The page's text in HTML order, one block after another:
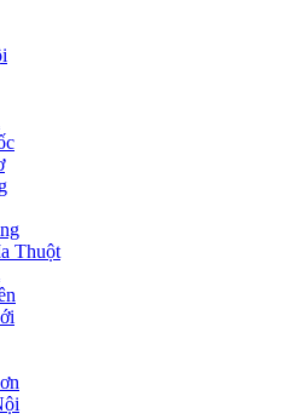
Thuột